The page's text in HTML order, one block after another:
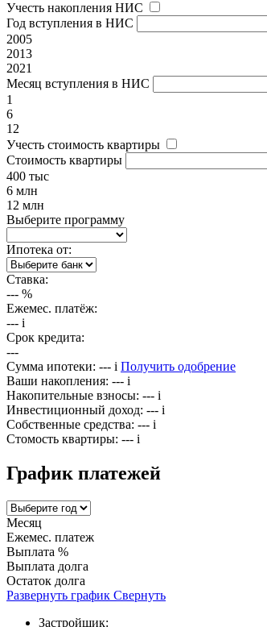
Учесть накопления НИС
Год вступления в НИС
2005
2013
2021
Месяц вступления в НИС
1
6
12
Учесть стоимость квартиры
Стоимость квартиры
400 тыс
6 млн
12 млн
Выберите программу
Ипотека от:
Ставка:
--- %
Ежемес. платёж:
--- i
Срок кредита:
---
Сумма ипотеки: --- i Получить одобрение
Ваши накопления: --- i
Накопительные взносы: --- i
Инвестиционный доход: --- i
Собственные средства: --- i
Стомость квартиры: --- i
График платежей
Месяц
Ежемес. платеж
Выплата %
Выплата долга
Остаток долга
Развернуть график Свернуть
Застройщик: